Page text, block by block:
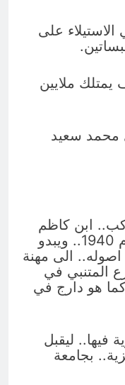
على
يمتلك ملايين
محمد سعيد
ابن كاظم
الصحاف في مدينة الحلة العام 1940.. ويبدو
الى مهنة
المتنبي في
هو دارج في
فيها.. ليقبل
بجامعة